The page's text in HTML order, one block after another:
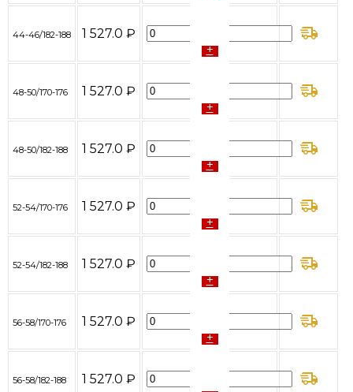
44-46/182-188 1 527.0 ₽
+
48-50/170-176 1 527.0 ₽
+
48-50/182-188 1 527.0 ₽
+
52-54/170-176 1 527.0 ₽
+
52-54/182-188 1 527.0 ₽
+
56-58/170-176 1 527.0 ₽
+
56-58/182-188 1 527.0 ₽